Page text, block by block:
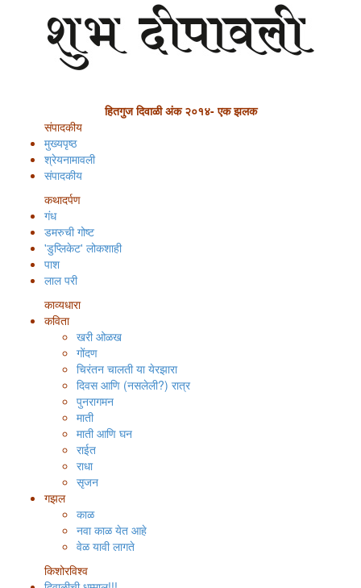
हितगुज दिवाळी अंक २०१४- एक झलक
संपादकीय
मुख्यपृष्ठ
श्रेयनामावली
संपादकीय
कथादर्पण
गंध
डमरुची गोष्ट
'डुप्लिकेट' लोकशाही
पाश
लाल परी
काव्यधारा
कविता
खरी ओळख
गोंदण
चिरंतन चालती या येरझारा
दिवस आणि (नसलेली?) रात्र
पुनरागमन
माती
माती आणि घन
राईत
राधा
सृजन
गझल
काळ
नवा काळ येत आहे
वेळ यावी लागते
किशोरविश्व